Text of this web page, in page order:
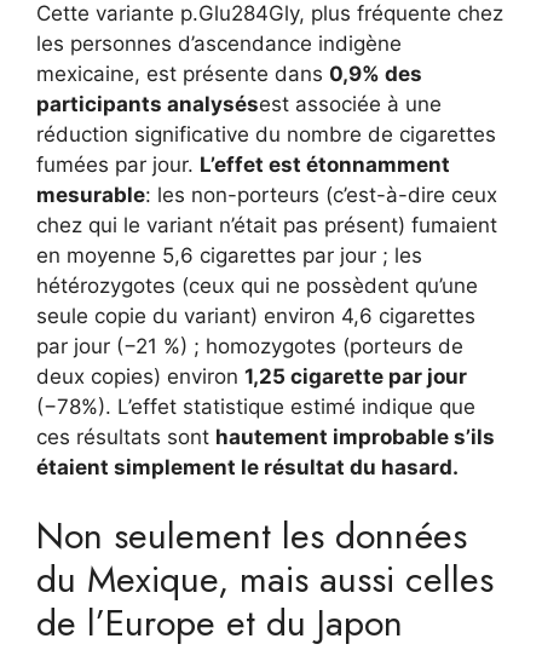
Cette variante p.Glu284Gly, plus fréquente chez
les personnes d’ascendance indigène
mexicaine, est présente dans 0,9% des
participants analysésest associée à une
réduction significative du nombre de cigarettes
fumées par jour. L’effet est étonnamment
mesurable: les non-porteurs (c’est-à-dire ceux
chez qui le variant n’était pas présent) fumaient
en moyenne 5,6 cigarettes par jour ; les
hétérozygotes (ceux qui ne possèdent qu’une
seule copie du variant) environ 4,6 cigarettes
par jour (−21 %) ; homozygotes (porteurs de
deux copies) environ 1,25 cigarette par jour
(−78%). L’effet statistique estimé indique que
ces résultats sont hautement improbable s’ils
étaient simplement le résultat du hasard.
Non seulement les données
du Mexique, mais aussi celles
de l’Europe et du Japon